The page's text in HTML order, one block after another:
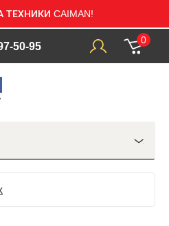
CAIMAN!
50-95
0